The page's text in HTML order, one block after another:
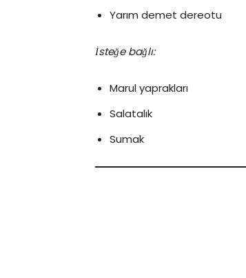
Yarım demet dereotu
İsteğe bağlı:
Marul yaprakları
Salatalık
Sumak